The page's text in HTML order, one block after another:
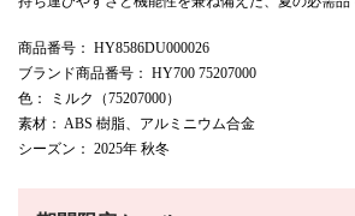
商品番号 ： HY8586DU000026
ブランド商品番号 ： HY700 75207000
色 ： ミルク（75207000）
素材 ： ABS 樹脂、アルミニウム合金
シーズン ： 2025年 秋冬